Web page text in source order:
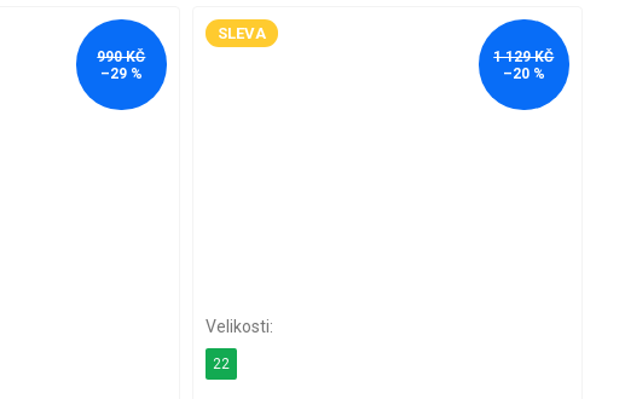
990 KČ
–29 %
SLEVA
1 129 KČ
–20 %
22